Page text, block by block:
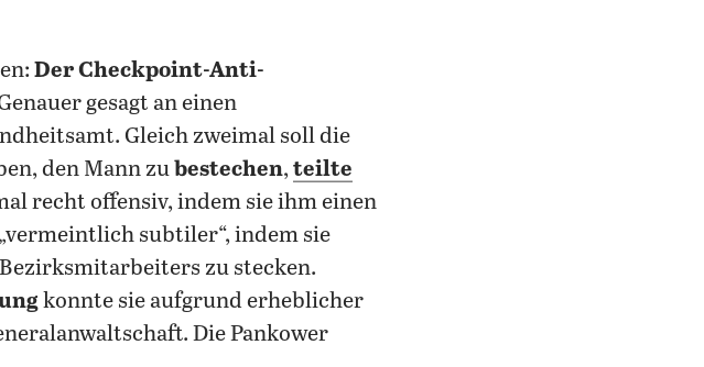
Der Checkpoint-Anti-
gesagt an einen
Gleich zweimal soll die
den Mann zubestechen,teilte
recht offensiv, indem sie ihm einen
subtiler“, indem sie
zu stecken.
konnte sie aufgrund erheblicher
Die Pankower